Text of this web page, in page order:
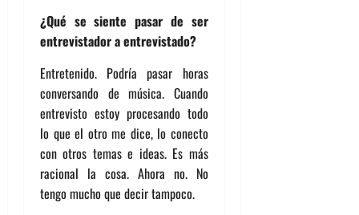
¿Qué se siente pasar de ser
entrevistador a entrevistado?
Entretenido. Podría pasar horas
conversando de música. Cuando
entrevisto estoy procesando todo
lo que el otro me dice, lo conecto
con otros temas e ideas. Es más
racional la cosa. Ahora no. No
tengo mucho que decir tampoco.